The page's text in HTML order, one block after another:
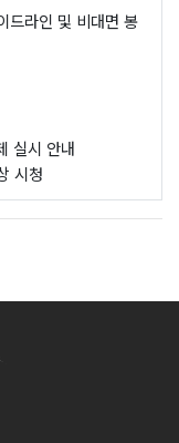
드라인 및 비대면 봉
실시 안내
시청